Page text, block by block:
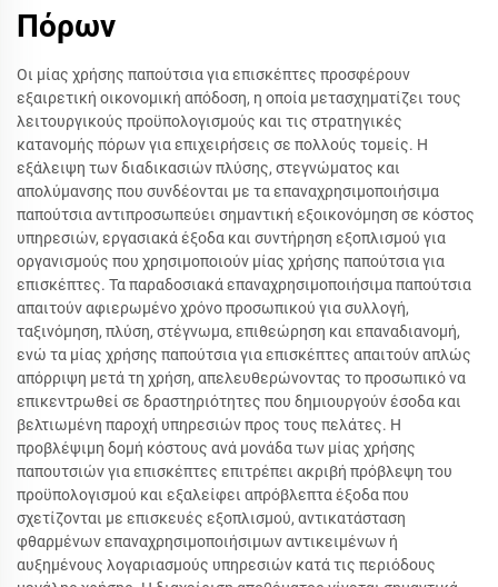
Πόρων
Οι μίας χρήσης παπούτσια για επισκέπτες προσφέρουν
εξαιρετική οικονομική απόδοση, η οποία μετασχηματίζει τους
λειτουργικούς προϋπολογισμούς και τις στρατηγικές
κατανομής πόρων για επιχειρήσεις σε πολλούς τομείς. Η
εξάλειψη των διαδικασιών πλύσης, στεγνώματος και
απολύμανσης που συνδέονται με τα επαναχρησιμοποιήσιμα
παπούτσια αντιπροσωπεύει σημαντική εξοικονόμηση σε κόστος
υπηρεσιών, εργασιακά έξοδα και συντήρηση εξοπλισμού για
οργανισμούς που χρησιμοποιούν μίας χρήσης παπούτσια για
επισκέπτες. Τα παραδοσιακά επαναχρησιμοποιήσιμα παπούτσια
απαιτούν αφιερωμένο χρόνο προσωπικού για συλλογή,
ταξινόμηση, πλύση, στέγνωμα, επιθεώρηση και επαναδιανομή,
ενώ τα μίας χρήσης παπούτσια για επισκέπτες απαιτούν απλώς
απόρριψη μετά τη χρήση, απελευθερώνοντας το προσωπικό να
επικεντρωθεί σε δραστηριότητες που δημιουργούν έσοδα και
βελτιωμένη παροχή υπηρεσιών προς τους πελάτες. Η
προβλέψιμη δομή κόστους ανά μονάδα των μίας χρήσης
παπουτσιών για επισκέπτες επιτρέπει ακριβή πρόβλεψη του
προϋπολογισμού και εξαλείφει απρόβλεπτα έξοδα που
σχετίζονται με επισκευές εξοπλισμού, αντικατάσταση
φθαρμένων επαναχρησιμοποιήσιμων αντικειμένων ή
αυξημένους λογαριασμούς υπηρεσιών κατά τις περιόδους